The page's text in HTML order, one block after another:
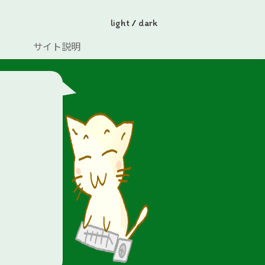
light / dark
サイト説明